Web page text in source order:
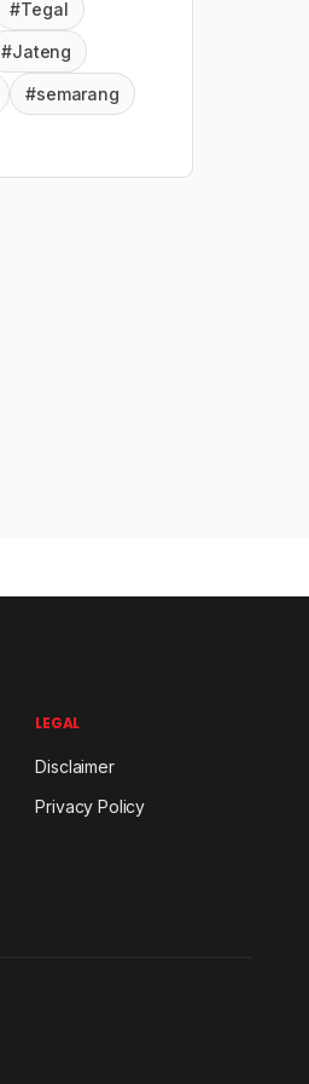
#Tegal
#Jateng
#semarang
LEGAL
Disclaimer
Privacy Policy